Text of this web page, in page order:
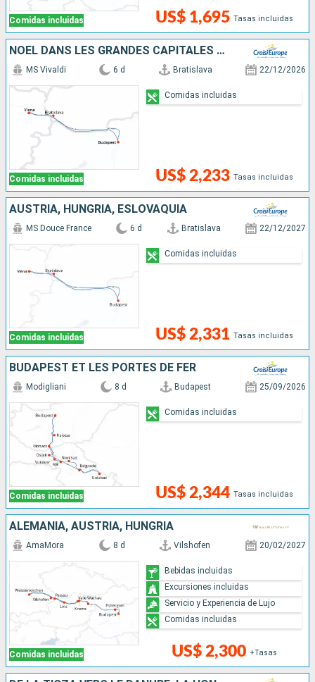
Comidas incluidas US$ 1,695 Tasas incluidas
NOËL DANS LES GRANDES CAPITALES DANUBIENNES
Comidas incluidas
MS Vivaldi 6 d Bratislava 22/12/2026
US$ 2,233 Tasas incluidas
Comidas incluidas
AUSTRIA, HUNGRÍA, ESLOVAQUIA
Comidas incluidas
MS Douce France 6 d Bratislava 22/12/2027
US$ 2,331 Tasas incluidas
Comidas incluidas
BUDAPEST ET LES PORTES DE FER
Comidas incluidas
Modigliani 8 d Budapest 25/09/2026
US$ 2,344 Tasas incluidas
Comidas incluidas
ALEMANIA, AUSTRIA, HUNGRÍA
Comidas incluidas
AmaMora 8 d Vilshofen 20/02/2027
US$ 2,300 +Tasas
Bebidas incluidas
Excursiones incluidas
Servicio y Experiencia de Lujo
Comidas incluidas